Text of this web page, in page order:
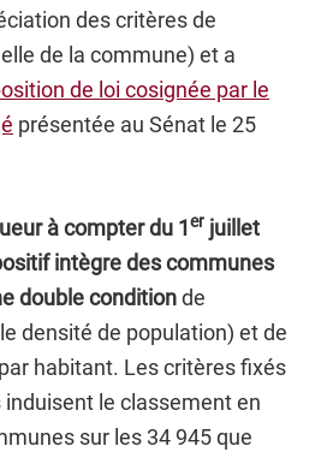
des critères de
de la commune) et a
de loi cosignée par le
présentée au Sénat le 25
à compter du 1er juillet
intègre des communes
double conditionde
densité de population) et de
habitant. Les critères fixés
le classement en
sur les 34 945 que